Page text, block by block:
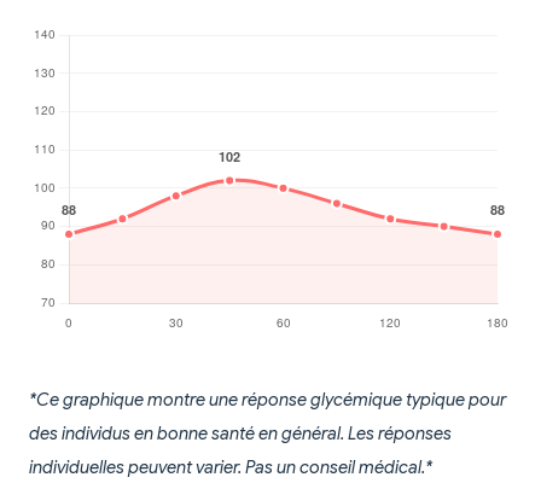
*Ce graphique montre une réponse glycémique typique pour
des individus en bonne santé en général. Les réponses
individuelles peuvent varier. Pas un conseil médical.*